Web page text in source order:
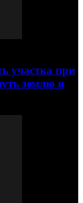
участка при
землю и